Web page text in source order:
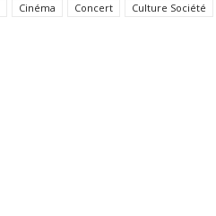
Cinéma Concert Culture Société